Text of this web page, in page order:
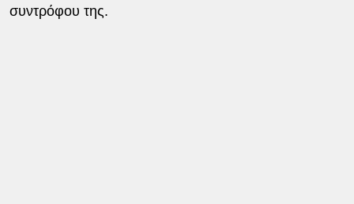
συντρόφου της.